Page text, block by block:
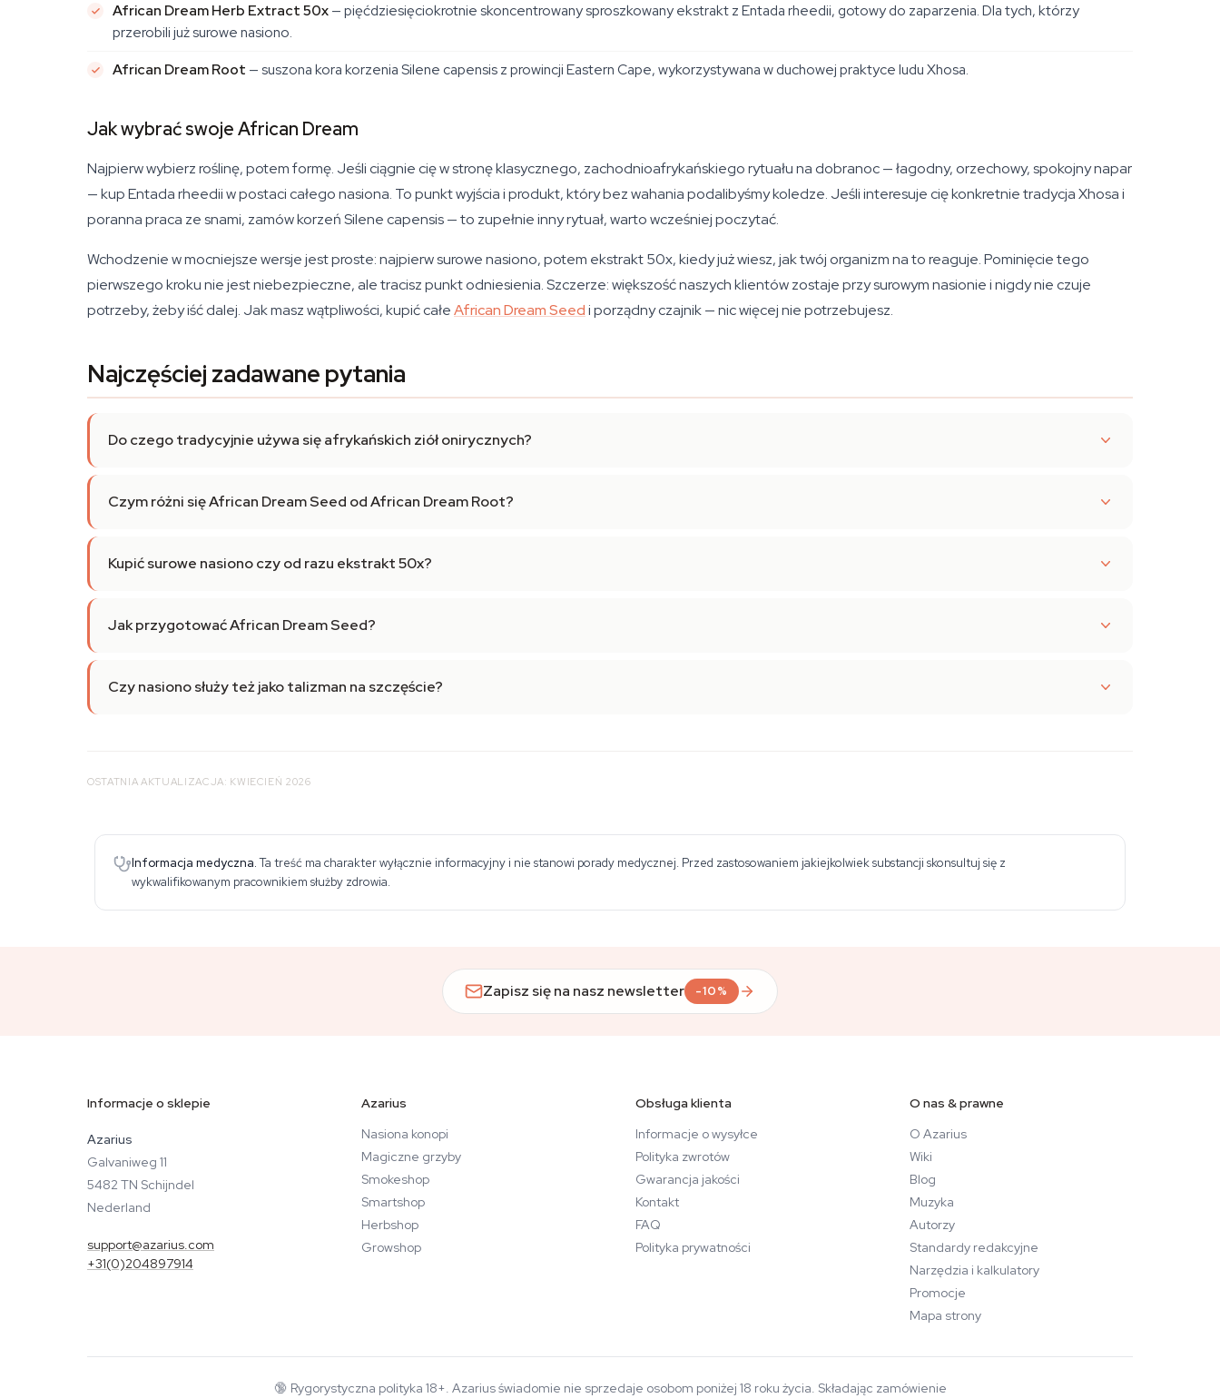
African Dream Herb Extract 50x— pięćdziesięciokrotnie skoncentrowany sproszkowany ekstrakt zEntada rheedii, gotowy do zaparzenia. Dla tych, którzy
przerobili już surowe nasiono.
African Dream Root — suszona kora korzeniaSilene capensisz prowincji Eastern Cape, wykorzystywana w duchowej praktyce ludu Xhosa.
Jak wybrać swoje African Dream
Najpierw wybierz roślinę, potem formę. Jeśli ciągnie cię w stronę klasycznego, zachodnioafrykańskiego rytuału na dobranoc — łagodny, orzechowy, spokojny napar
— kupEntada rheediiw postaci całego nasiona. To punkt wyjścia i produkt, który bez wahania podalibyśmy koledze. Jeśli interesuje cię konkretnie tradycja Xhosa i
poranna praca ze snami, zamów korzeń Silene capensis — to zupełnie inny rytuał, warto wcześniej poczytać.
Wchodzenie w mocniejsze wersje jest proste: najpierw surowe nasiono, potem ekstrakt 50x, kiedy już wiesz, jak twój organizm na to reaguje. Pominięcie tego
pierwszego kroku nie jest niebezpieczne, ale tracisz punkt odniesienia. Szczerze: większość naszych klientów zostaje przy surowym nasionie i nigdy nie czuje
potrzeby, żeby iść dalej. Jak masz wątpliwości, kupić całeAfrican Dream Seedi porządny czajnik — nic więcej nie potrzebujesz.
Najczęściej zadawane pytania
Do czego tradycyjnie używa się afrykańskich ziół onirycznych?
Czym różni się African Dream Seed od African Dream Root?
Kupić surowe nasiono czy od razu ekstrakt 50x?
Jak przygotować African Dream Seed?
Czy nasiono służy też jako talizman na szczęście?
OSTATNIA AKTUALIZACJA: KWIECIEŃ 2026
Informacja medyczna. Ta treść ma charakter wyłącznie informacyjny i nie stanowi porady medycznej. Przed zastosowaniem jakiejkolwiek substancji skonsultuj się z
wykwalifikowanym pracownikiem służby zdrowia.
Zapisz się na nasz newsletter -10%
Informacje o sklepie
Azarius
Galvaniweg 11
5482 TN Schijndel
Nederland
support@azarius.com
+31(0)204897914
Azarius
Nasiona konopi
Magiczne grzyby
Smokeshop
Smartshop
Herbshop
Growshop
Obsługa klienta
Informacje o wysyłce
Polityka zwrotów
Gwarancja jakości
Kontakt
FAQ
Polityka prywatności
O nas & prawne
O Azarius
Wiki
Blog
Muzyka
Autorzy
Standardy redakcyjne
Narzędzia i kalkulatory
Promocje
Mapa strony
🔞 Rygorystyczna polityka 18+. Azarius świadomie nie sprzedaje osobom poniżej 18 roku życia. Składając zamówienie